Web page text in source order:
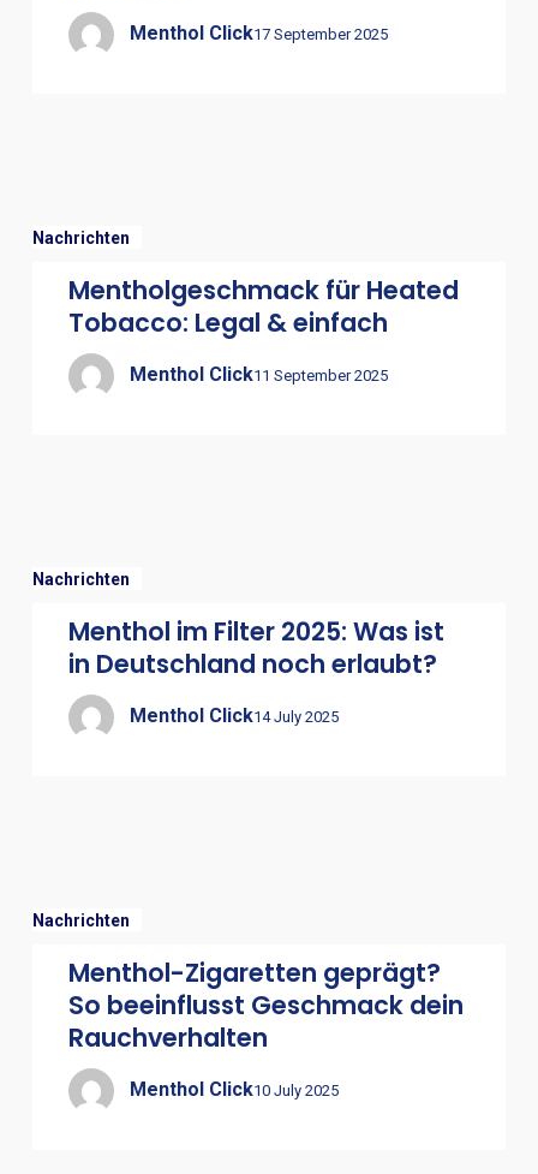
Menthol Click17 September 2025
Nachrichten
Mentholgeschmack für Heated
Tobacco: Legal & einfach
Menthol Click11 September 2025
Nachrichten
Menthol im Filter 2025: Was ist
in Deutschland noch erlaubt?
Menthol Click14 July 2025
Nachrichten
Menthol-Zigaretten geprägt?
So beeinflusst Geschmack dein
Rauchverhalten
Menthol Click10 July 2025